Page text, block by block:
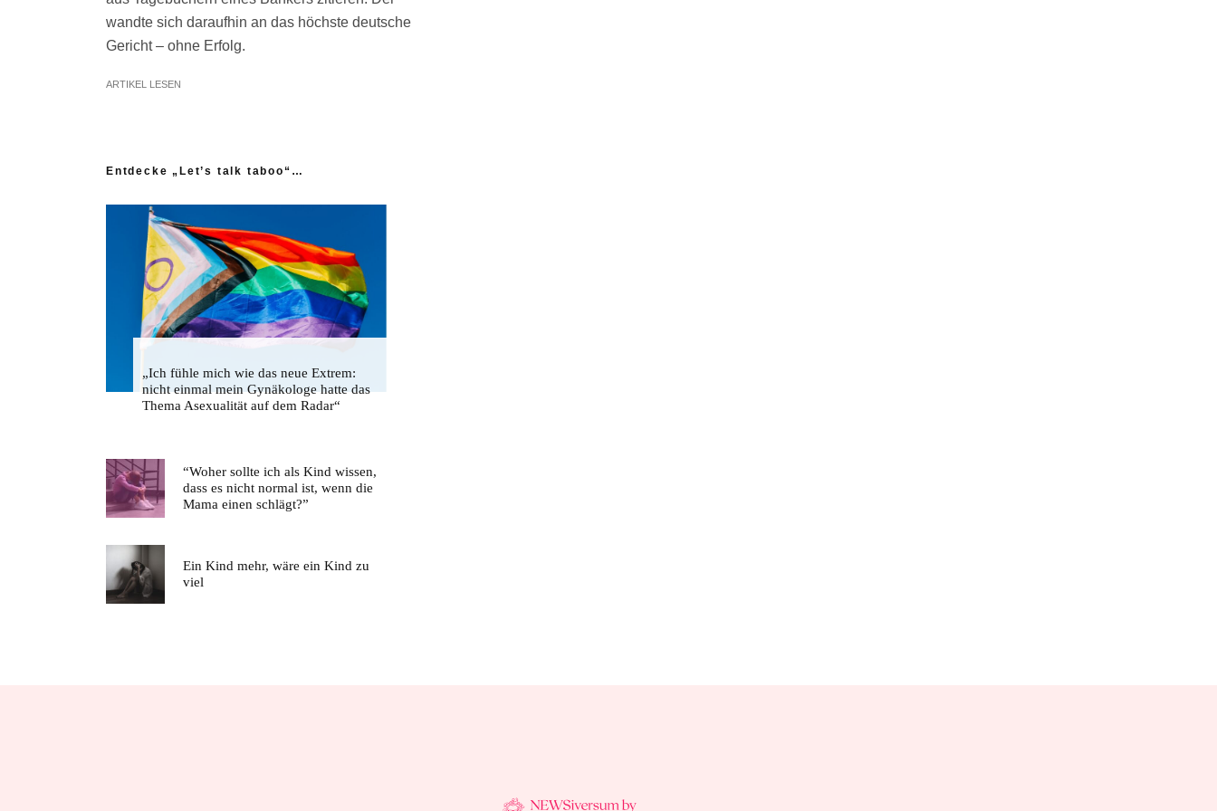
wandte sich daraufhin an das höchste deutsche
Gericht – ohne Erfolg.
ARTIKEL LESEN
Entdecke „Let’s talk taboo“…
„Ich fühle mich wie das neue Extrem:
nicht einmal mein Gynäkologe hatte das
Thema Asexualität auf dem Radar“
“Woher sollte ich als Kind wissen,
dass es nicht normal ist, wenn die
Mama einen schlägt?”
Ein Kind mehr, wäre ein Kind zu
viel